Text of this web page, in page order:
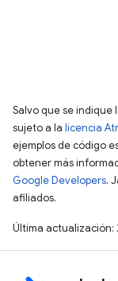
Salvo que se
sujeto a la licencia
ejemplos de código
obtener más
Google Developers.
afiliados.
Última actualización: